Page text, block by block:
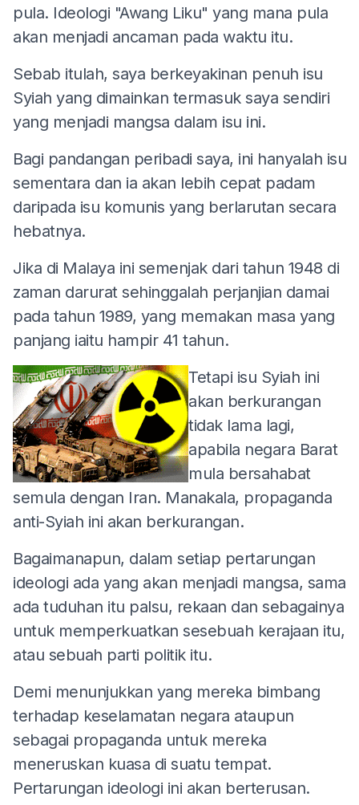
pula. Ideologi "Awang Liku" yang mana pula
akan menjadi ancaman pada waktu itu.
Sebab itulah, saya berkeyakinan penuh isu
Syiah yang dimainkan termasuk saya sendiri
yang menjadi mangsa dalam isu ini.
Bagi pandangan peribadi saya, ini hanyalah isu
sementara dan ia akan lebih cepat padam
daripada isu komunis yang berlarutan secara
hebatnya.
Jika di Malaya ini semenjak dari tahun 1948 di
zaman darurat sehinggalah perjanjian damai
pada tahun 1989, yang memakan masa yang
panjang iaitu hampir 41 tahun.
Tetapi isu Syiah ini
akan berkurangan
tidak lama lagi,
apabila negara Barat
mula bersahabat
semula dengan Iran. Manakala, propaganda
anti-Syiah ini akan berkurangan.
Bagaimanapun, dalam setiap pertarungan
ideologi ada yang akan menjadi mangsa, sama
ada tuduhan itu palsu, rekaan dan sebagainya
untuk memperkuatkan sesebuah kerajaan itu,
atau sebuah parti politik itu.
Demi menunjukkan yang mereka bimbang
terhadap keselamatan negara ataupun
sebagai propaganda untuk mereka
meneruskan kuasa di suatu tempat.
Pertarungan ideologi ini akan berterusan.